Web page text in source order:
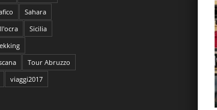
Sahara
Sicilia
Tour Abruzzo
viaggi2017